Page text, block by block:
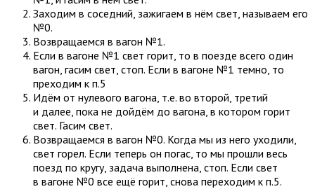
Заходим в соседний, зажигаем в нём свет, называем его
№0.
Возвращаемся в вагон №1.
Если в вагоне №1 свет горит, то в поезде всего один
вагон, гасим свет, стоп. Если в вагоне №1 темно, то
преходим к п.5
Идём от нулевого вагона, т.е. во второй, третий
и далее, пока не дойдём до вагона, в котором горит
свет. Гасим свет.
Возвращаемся в вагон №0. Когда мы из него уходили,
свет горел. Если теперь он погас, то мы прошли весь
поезд по кругу, задача выполнена, стоп. Если свет
в вагоне №0 все ещё горит, снова переходим к п.5.